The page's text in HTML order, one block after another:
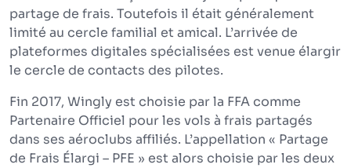
partage de frais. Toutefois il était généralement
limité au cercle familial et amical. L’arrivée de
plateformes digitales spécialisées est venue élargir
le cercle de contacts des pilotes.
Fin 2017, Wingly est choisie par la FFA comme
Partenaire Officiel pour les vols à frais partagés
dans ses aéroclubs affiliés. L’appellation « Partage
de Frais Élargi – PFE » est alors choisie par les deux